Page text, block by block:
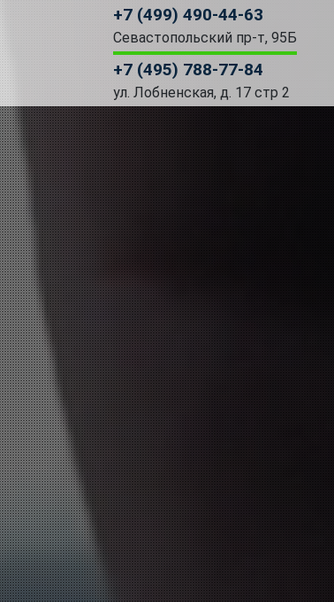
+7 (499) 490-44-63
Севастопольский пр-т, 95Б
+7 (495) 788-77-84
ул. Лобненская, д. 17 стр 2